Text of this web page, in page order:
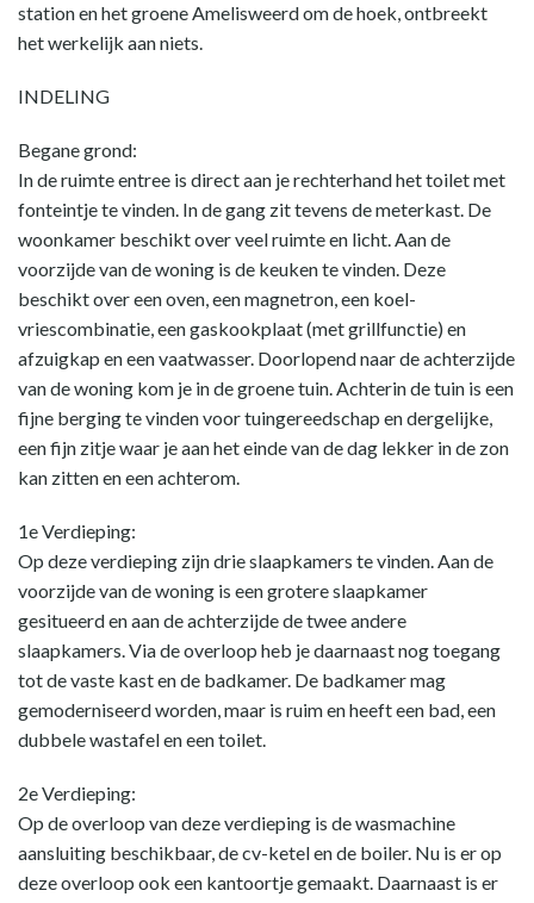
station en het groene Amelisweerd om de hoek, ontbreekt
het werkelijk aan niets.
INDELING
Begane grond:
In de ruimte entree is direct aan je rechterhand het toilet met
fonteintje te vinden. In de gang zit tevens de meterkast. De
woonkamer beschikt over veel ruimte en licht. Aan de
voorzijde van de woning is de keuken te vinden. Deze
beschikt over een oven, een magnetron, een koel-
vriescombinatie, een gaskookplaat (met grillfunctie) en
afzuigkap en een vaatwasser. Doorlopend naar de achterzijde
van de woning kom je in de groene tuin. Achterin de tuin is een
fijne berging te vinden voor tuingereedschap en dergelijke,
een fijn zitje waar je aan het einde van de dag lekker in de zon
kan zitten en een achterom.
1e Verdieping:
Op deze verdieping zijn drie slaapkamers te vinden. Aan de
voorzijde van de woning is een grotere slaapkamer
gesitueerd en aan de achterzijde de twee andere
slaapkamers. Via de overloop heb je daarnaast nog toegang
tot de vaste kast en de badkamer. De badkamer mag
gemoderniseerd worden, maar is ruim en heeft een bad, een
dubbele wastafel en een toilet.
2e Verdieping:
Op de overloop van deze verdieping is de wasmachine
aansluiting beschikbaar, de cv-ketel en de boiler. Nu is er op
deze overloop ook een kantoortje gemaakt. Daarnaast is er